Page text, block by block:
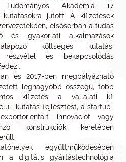
Akadémia 17
kutatásokra jutott. A kifizetések
elsősorban a tudás
és gyakorlati alkalmazások
költséges kutatási
részvétel és bekapcsolódás
és 2017-ben megpályázható
legnagyobb összegű, több
kifizetés a vállalati kfi
kutatás-fejlesztést, a startup-
innovációt vagy
konstrukciók keretében
együttműködésében
a digitális gyártástechnológia